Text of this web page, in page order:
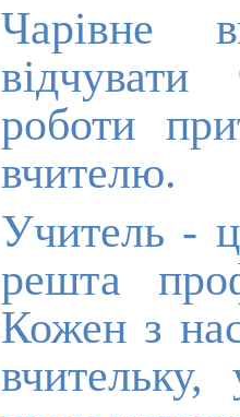
Чарівне
відчувати
роботи
вчителю.
Учитель -
решта
Кожен з